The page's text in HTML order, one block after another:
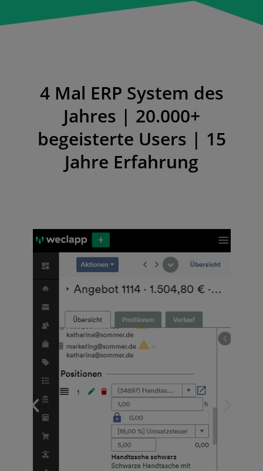
4 Mal ERP System des
Jahres | 20.000+
begeisterte Users | 15
Jahre Erfahrung